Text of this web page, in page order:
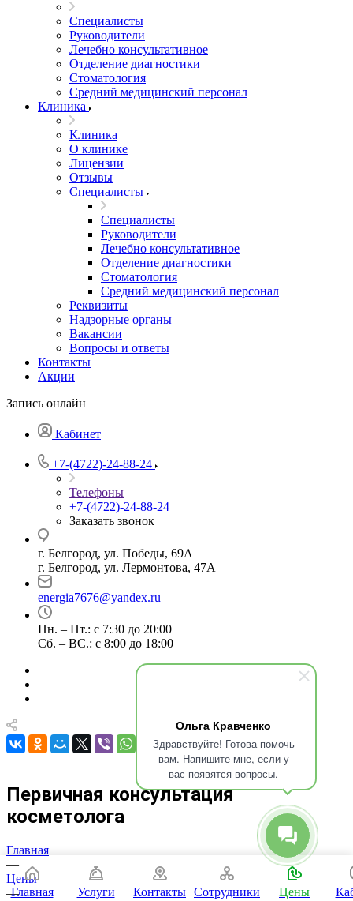
Ольга Кравченко
Здравствуйте! Готова помочь
вам. Напишите мне, если у
вас появятся вопросы.
Специалисты
Руководители
Лечебно консультативное
Отделение диагностики
Стоматология
Средний медицинский персонал
Клиника
Клиника
О клинике
Лицензии
Отзывы
Специалисты
Специалисты
Руководители
Лечебно консультативное
Отделение диагностики
Стоматология
Средний медицинский персонал
Реквизиты
Надзорные органы
Вакансии
Вопросы и ответы
Контакты
Акции
Запись онлайн
Кабинет
+7-(4722)-24-88-24
Телефоны
+7-(4722)-24-88-24
Заказать звонок
г. Белгород, ул. Победы, 69А
г. Белгород, ул. Лермонтова, 47А
energia7676@yandex.ru
Пн. – Пт.: с 7:30 до 20:00
Сб. – ВС.: с 8:00 до 18:00
Первичная консультация
косметолога
Главная
—
Цены
—
Главная Услуги Контакты Сотрудники Цены